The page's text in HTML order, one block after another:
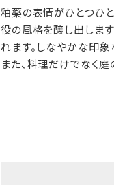
釉薬の表情がひとつひ
役の風格を醸し出します
れます。しなやかな印
また、料理だけでなく